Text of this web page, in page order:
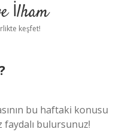
İlham
keşfet!
bu haftaki konusu
faydalı bulursunuz!